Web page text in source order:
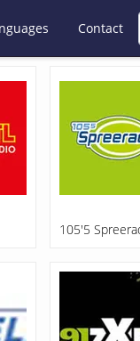
Contact
105'5